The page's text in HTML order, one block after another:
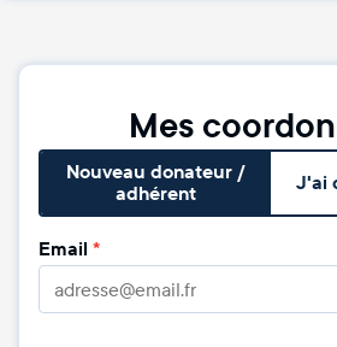
Mes
Nouveau donateur /
adhérent
J'ai
Email *